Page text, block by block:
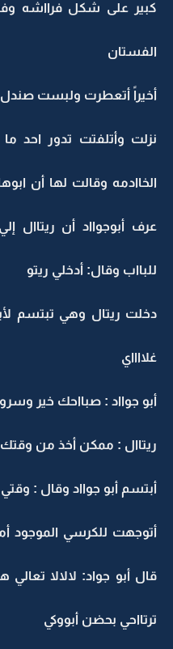
كبير على شكل فرااشه
الفستان
أخيراً أتعطرت ولبست
نزلت وأتلفتت تدور احد
الخاادمه وقالت لها أن
عرف أبوجوااد أن ريتاال
للبااب وقال: أدخلي ريتو
دخلت ريتال وهي تبتسم
غلااااي
أبو جوااد : صبااحك خير
ريتاال : ممكن أخذ من
أبتسم أبو جوااد وقال : وقتي
أتوجهت للكرسي الموجود
قال أبو جواد: لالالا
ترتااحي بحضن أبووكي